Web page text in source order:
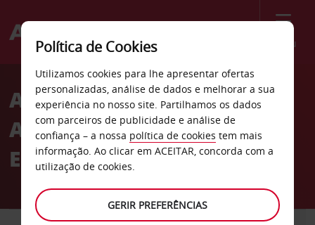
Menu
Welcome
AvisAluguer de carros no
Aeroporto de Nottingham
East Midlands
Política de Cookies
Utilizamos cookies para lhe apresentar ofertas
personalizadas, análise de dados e melhorar a sua
experiência no nosso site. Partilhamos os dados
com parceiros de publicidade e análise de
confiança – a nossa política de cookies tem mais
informação. Ao clicar em ACEITAR, concorda com a
utilização de cookies.
GERIR PREFERÊNCIAS